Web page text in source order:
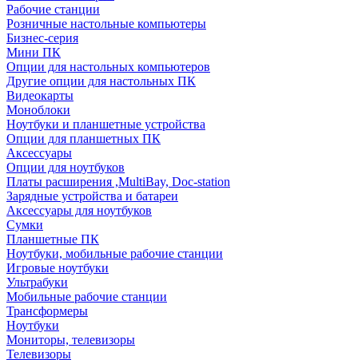
Рабочие станции
Розничные настольные компьютеры
Бизнес-серия
Мини ПК
Опции для настольных компьютеров
Другие опции для настольных ПК
Видеокарты
Моноблоки
Ноутбуки и планшетные устройства
Опции для планшетных ПК
Аксессуары
Опции для ноутбуков
Платы расширения ,MultiBay, Doc-station
Зарядные устройства и батареи
Аксессуары для ноутбуков
Сумки
Планшетные ПК
Ноутбуки, мобильные рабочие станции
Игровые ноутбуки
Ультрабуки
Мобильные рабочие станции
Трансформеры
Ноутбуки
Мониторы, телевизоры
Телевизоры